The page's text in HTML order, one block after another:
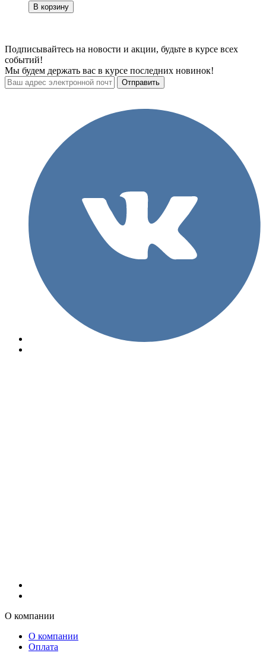
В корзину
Подписывайтесь на новости и акции, будьте в курсе всех
событий!
Мы будем держать вас в курсе последних новинок!
О компании
О компании
Оплата